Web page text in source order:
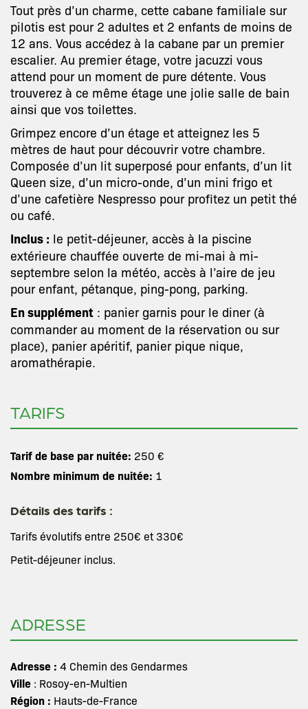
Tout près d’un charme, cette cabane familiale sur
pilotis est pour 2 adultes et 2 enfants de moins de
12 ans. Vous accédez à la cabane par un premier
escalier. Au premier étage, votre jacuzzi vous
attend pour un moment de pure détente. Vous
trouverez à ce même étage une jolie salle de bain
ainsi que vos toilettes.
Grimpez encore d’un étage et atteignez les 5
mètres de haut pour découvrir votre chambre.
Composée d’un lit superposé pour enfants, d’un lit
Queen size, d’un micro-onde, d’un mini frigo et
d’une cafetière Nespresso pour profitez un petit thé
ou café.
Inclus : le petit-déjeuner, accès à la piscine
extérieure chauffée ouverte de mi-mai à mi-
septembre selon la météo, accès à l’aire de jeu
pour enfant, pétanque, ping-pong, parking.
En supplément : panier garnis pour le diner (à
commander au moment de la réservation ou sur
place), panier apéritif, panier pique nique,
aromathérapie.
TARIFS
Tarif de base par nuitée: 250 €
Nombre minimum de nuitée: 1
Détails des tarifs :
Tarifs évolutifs entre 250€ et 330€
Petit-déjeuner inclus.
ADRESSE
Adresse : 4 Chemin des Gendarmes
Ville : Rosoy-en-Multien
Région : Hauts-de-France